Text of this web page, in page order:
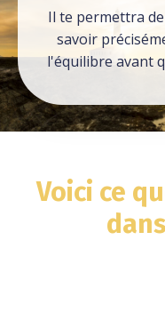
Il te permettra
savoir
l'équilibre avant
Voici ce